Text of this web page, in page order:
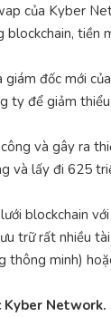
của Kyber
đốc mới
để giảm
và gây ra
và lấy đi 625
blockchain
trữ rất nhiều
minh)